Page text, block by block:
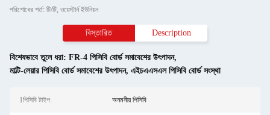
পরিশোধের শর্ত: টি/টি, ওয়েস্টার্ন ইউনিয়ন
বিস্তারিত Description
বিশেষভাবে তুলে ধরা: FR-4 পিসিবি বোর্ড সমাবেশের উৎপাদন,
মাল্টি-লেয়ার পিসিবি বোর্ড সমাবেশের উৎপাদন, এইচএএসএল পিসিবি বোর্ড সংস্থা
1পিসিবি টাইপ: অনমনীয় পিসিবি